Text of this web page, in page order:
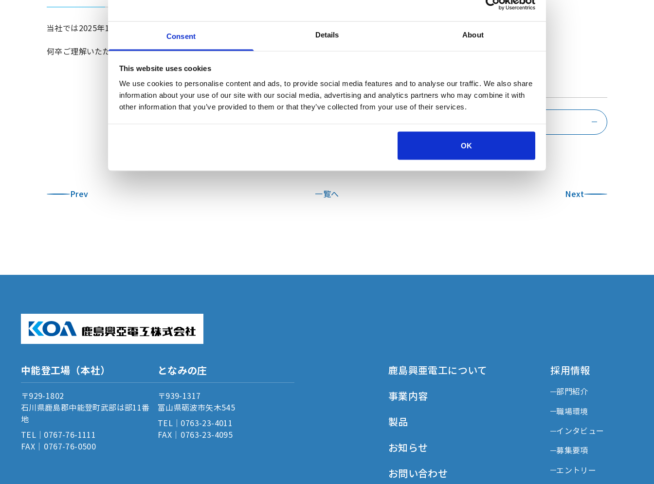
Consent Details About
This website uses cookies
We use cookies to personalise content and ads, to provide social media features and to analyse our traffic. We also share
information about your use of our site with our social media, advertising and analytics partners who may combine it with
other information that you’ve provided to them or that they’ve collected from your use of their services.
OK
当社では2025年12月27日(土)～2026年1月4日(日)を年末年始休業とさせていただきます。
何卒ご理解いただきますよう、お願い申し上げます。
Prev 一覧へ Next
すべて
アーカイブ
鹿島興亜電工について
事業内容
製品
採用情報
部門紹介
職場環境
インタビュー
募集要項
エントリー
お知らせ
お問い合わせ
中能登工場（本社）
〒929-1802
石川県鹿島郡中能登町武部は部11番
地
TEL
0767-76-1111
FAX
0767-76-0500
となみの庄
〒939-1317
富山県砺波市矢木545
TEL
0763-23-4011
FAX
0763-23-4095